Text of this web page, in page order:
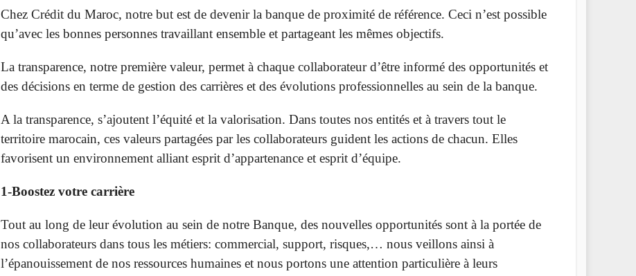
Chez Crédit du Maroc, notre but est de devenir la banque de proximité de référence. Ceci n’est possible
qu’avec les bonnes personnes travaillant ensemble et partageant les mêmes objectifs.
La transparence, notre première valeur, permet à chaque collaborateur d’être informé des opportunités et
des décisions en terme de gestion des carrières et des évolutions professionnelles au sein de la banque.
A la transparence, s’ajoutent l’équité et la valorisation. Dans toutes nos entités et à travers tout le
territoire marocain, ces valeurs partagées par les collaborateurs guident les actions de chacun. Elles
favorisent un environnement alliant esprit d’appartenance et esprit d’équipe.
1-Boostez votre carrière
Tout au long de leur évolution au sein de notre Banque, des nouvelles opportunités sont à la portée de
nos collaborateurs dans tous les métiers: commercial, support, risques,… nous veillons ainsi à
l’épanouissement de nos ressources humaines et nous portons une attention particulière à leurs